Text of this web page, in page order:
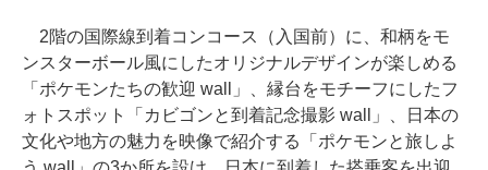
2階の国際線到着コンコース（入国前）に、和柄をモ
ンスターボール風にしたオリジナルデザインが楽しめる
「ポケモンたちの歓迎 wall」、縁台をモチーフにしたフ
ォトスポット「カビゴンと到着記念撮影 wall」、日本の
文化や地方の魅力を映像で紹介する「ポケモンと旅しよ